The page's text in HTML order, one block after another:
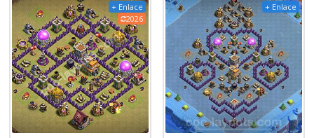
+ Enlace
2026
+ Enlace